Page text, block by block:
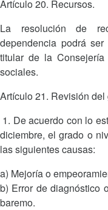
Artículo 20. Recursos.
La resolución de
dependencia podrá
titular de la
sociales.
Artículo 21. Revisión
1. De acuerdo con lo
diciembre, el grado o
las siguientes causas:
a) Mejoría o
b) Error de diagnóstico
baremo.